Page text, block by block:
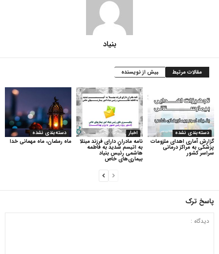
بنیاد
مقالات مرتبط بیش از نویسنده
دسته‌بندی نشده
ماه رمضان، ماه مهمانی خدا
اخبار
نامه مادران دارای فرزند مبتلا
به اتیسم شدید به فاطمه
هاشمی رئیس بنیاد
بیماری‌های خاص
دسته‌بندی نشده
گزارش آماری اهدای ملزومات
پزشکی به مراکز درمانی
سراسر کشور
پاسخ ترک